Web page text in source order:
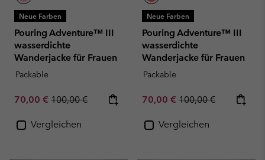
Neue Farben
Pouring Adventure™ III
wasserdichte
Wanderjacke für Frauen
Packable
Sale price:
70,00 € Regular price:
100,00 €
Vergleichen
Neue Farben
Pouring Adventure™ III
wasserdichte
Wanderjacke für Frauen
Packable
Sale price:
70,00 € Regular price:
100,00 €
Vergleichen